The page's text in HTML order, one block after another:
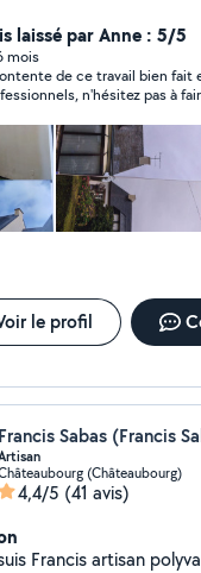
laissé par Anne : 5/5
mois
de ce travail bien fait
n'hésitez pas à
le profil
Francis Sabas (Francis
(Châteaubourg)
4,4/5 (41 avis)
Francis artisan